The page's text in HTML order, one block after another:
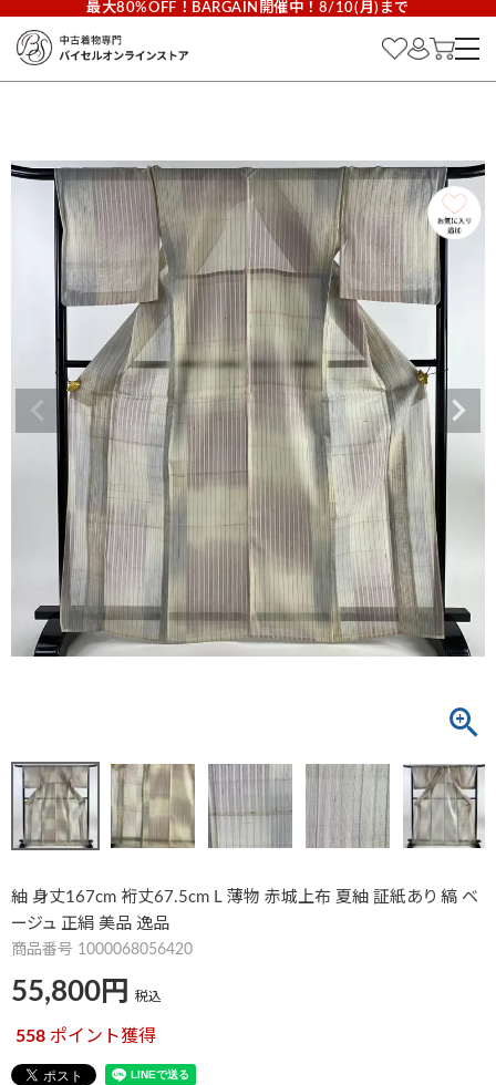
最大80%OFF！BARGAIN開催中！8/10(月)まで
紬 身丈167cm 裄丈67.5cm L 薄物 赤城上布 夏紬 証紙あり 縞 ベ
ージュ 正絹 美品 逸品
商品番号 1000068056420
55,800 税込
558 ポイント獲得